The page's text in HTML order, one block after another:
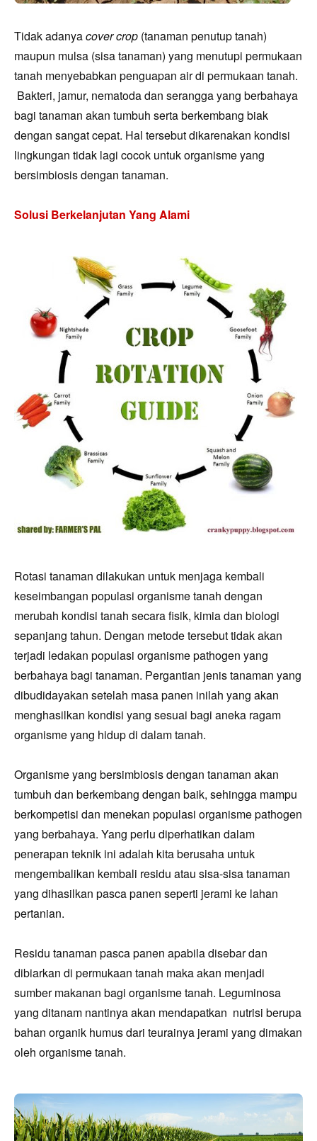
Tidak adanyacover crop (tanaman penutup tanah)
maupun mulsa (sisa tanaman) yang menutupi permukaan
tanah menyebabkan penguapan air di permukaan tanah.
Bakteri, jamur, nematoda dan serangga yang berbahaya
bagi tanaman akan tumbuh serta berkembang biak
dengan sangat cepat. Hal tersebut dikarenakan kondisi
lingkungan tidak lagi cocok untuk organisme yang
bersimbiosis dengan tanaman.
Solusi Berkelanjutan Yang Alami
Rotasi tanaman dilakukan untuk menjaga kembali
keseimbangan populasi organisme tanah dengan
merubah kondisi tanah secara fisik, kimia dan biologi
sepanjang tahun. Dengan metode tersebut tidak akan
terjadi ledakan populasi organisme pathogen yang
berbahaya bagi tanaman. Pergantian jenis tanaman yang
dibudidayakan setelah masa panen inilah yang akan
menghasilkan kondisi yang sesuai bagi aneka ragam
organisme yang hidup di dalam tanah.
Organisme yang bersimbiosis dengan tanaman akan
tumbuh dan berkembang dengan baik, sehingga mampu
berkompetisi dan menekan populasi organisme pathogen
yang berbahaya. Yang perlu diperhatikan dalam
penerapan teknik ini adalah kita berusaha untuk
mengembalikan kembali residu atau sisa-sisa tanaman
yang dihasilkan pasca panen seperti jerami ke lahan
pertanian.
Residu tanaman pasca panen apabila disebar dan
dibiarkan di permukaan tanah maka akan menjadi
sumber makanan bagi organisme tanah. Leguminosa
yang ditanam nantinya akan mendapatkan nutrisi berupa
bahan organik humus dari teurainya jerami yang dimakan
oleh organisme tanah.